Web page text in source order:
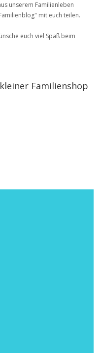
unserem Familienleben
mit euch teilen.
euch viel Spaß beim
Familienshop